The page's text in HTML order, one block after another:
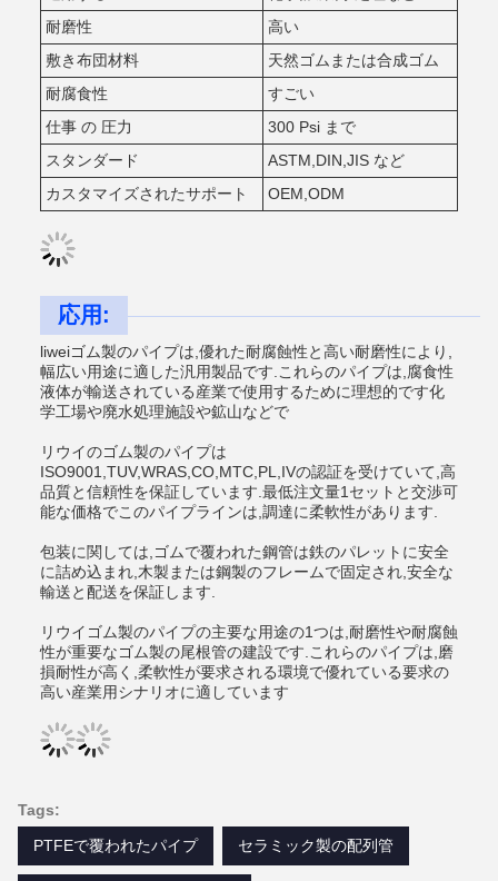
耐磨性
高い
敷き布団材料
天然ゴムまたは合成ゴム
耐腐食性
すごい
仕事 の 圧力
300 Psi まで
スタンダード
ASTM,DIN,JIS など
カスタマイズされたサポート
OEM,ODM
応用:
liweiゴム製のパイプは,優れた耐腐蝕性と高い耐磨性により,
幅広い用途に適した汎用製品です.これらのパイプは,腐食性
液体が輸送されている産業で使用するために理想的です化
学工場や廃水処理施設や鉱山などで
リウイのゴム製のパイプは
ISO9001,TUV,WRAS,CO,MTC,PL,IVの認証を受けていて,高
品質と信頼性を保証しています.最低注文量1セットと交渉可
能な価格でこのパイプラインは,調達に柔軟性があります.
包装に関しては,ゴムで覆われた鋼管は鉄のパレットに安全
に詰め込まれ,木製または鋼製のフレームで固定され,安全な
輸送と配送を保証します.
リウイゴム製のパイプの主要な用途の1つは,耐磨性や耐腐蝕
性が重要なゴム製の尾根管の建設です.これらのパイプは,磨
損耐性が高く,柔軟性が要求される環境で優れている要求の
高い産業用シナリオに適しています
Tags:
PTFEで覆われたパイプ
セラミック製の配列管